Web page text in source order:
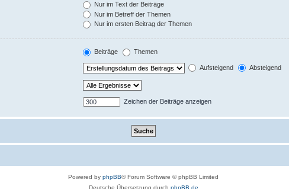
Nur im Text der Beiträge
Nur im Betreff der Themen
Nur im ersten Beitrag der Themen
Beiträge Themen
Aufsteigend Absteigend
Zeichen der Beiträge anzeigen
Powered by phpBB® Forum Software © phpBB Limited
Deutsche Übersetzung durch phpBB.de